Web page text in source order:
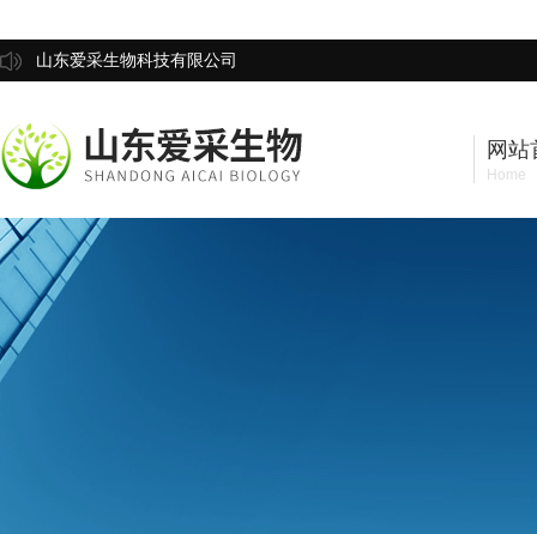
山东爱采生物科技有限公司
网站
Home